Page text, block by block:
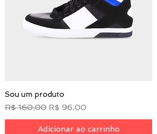
Sou um produto
Preço normal
R$ 160,00 Preço promocional
R$ 96,00
Adicionar ao carrinho